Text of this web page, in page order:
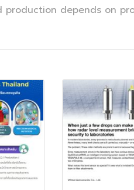
depends on